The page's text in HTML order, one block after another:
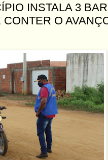
INSTALA 3
O